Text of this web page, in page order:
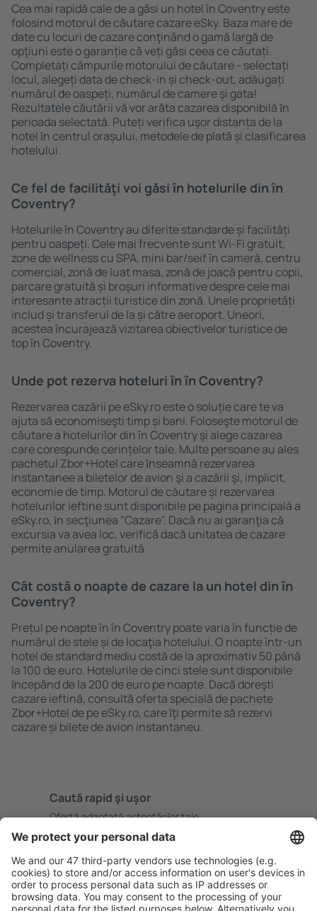
Cea mai rapidă cale de a găsi un hotel în Coventry este
folosind motorul de căutare cazare eSky. Baza mare de
date cu locuri de cazare conţinând o gamă largă de
opţiuni este o garanție că veți găsi ceea ce căutați.
Completați câmpurile motorului de căutare - selectați
locul, alegeți data de check-in și check-out, adăugați
numărul de oaspeți, numărul de camere şi gata!
Rezultatele căutării vă vor arăta cazarea disponibilă ȋn
perioada selectată. Puteți verifica uşor distanța de la
hotel ȋn centrul orașului, metodele de plată și clasificarea
hotelului.
Ce fel de facilităţi voi găsi ȋn hotelurile din în
Coventry?
Hotelurile în Coventry au diferite standarde și facilități
pentru oaspeți. Cele mai frecvente sunt Wi-Fi gratuit,
zone de wellness cu SPA, mini bar/seif în cameră, centru
comercial, zonă de luat masa, zonă de joacă pentru copii,
parcare gratuită și broșuri informative despre cele mai
interesante atracții turistice din zonă. Unele proprietăți
includ și transferul de la și către aeroport. Uneori,
acestea încurajează vizitarea obiectivelor turistice de
top în Coventry.
Unde pot rezerva hoteluri ȋn în Coventry?
Rezervarea cazării pe eSky.ro este o soluție care te va
ajuta să economiseşti timp și bani. Foloseşte motorul de
căutare a hotelurilor din în Coventry și alege cazarea
care corespunde cerințelor tale. Multe persoane au ales
pachetul Zbor+Hotel care ȋnseamnă rezervarea
instantanee a biletelor de avion şi a cazării şi, implicit,
economie de timp. Motorul de căutare și rezervarea
hotelurilor ieftine sunt disponibile pe pagina principală a
eSky.ro, ȋn secţiunea "Cazare". Dacă nu ai garanţia că
excursia va avea loc, verifică dacă unitatea de cazare
permite anularea gratuită.
Cât costă o noapte de cazare la un hotel din în
Coventry?
Prețul pe noapte în în Coventry poate varia în funcție de
numărul de stele și de locaţia hotelului. O noapte într-un
hotel de standard mediu costă de la aproximativ 50 până
la 100 de euro. Hotelurile de cinci stele sunt disponibile
ȋncepând de la 200 de euro pe noapte. Dacă doreşti
cazare ieftină, consultă oferta specială de pachete
Zbor+Hotel de pe eSky.ro, care ȋţi permite să rezervi
cazare și bilete de avion instantaneu.
Caută rapid şi uşor
Ofertă adaptată aşteptărilor tale.
Planifică ȋn siguranţă
Rezervare fără griji cu opțiune gratuită de anulare.